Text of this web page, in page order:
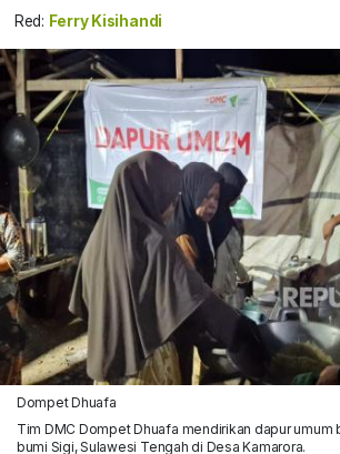
Red: Ferry Kisihandi
Dompet Dhuafa
Tim DMC Dompet Dhuafa mendirikan dapur
bumi Sigi, Sulawesi Tengah di Desa Kamarora.